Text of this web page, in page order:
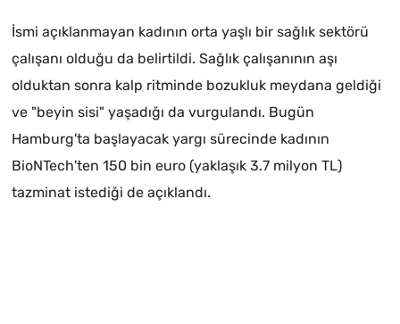
İsmi açıklanmayan kadının orta yaşlı bir sağlık sektörü
çalışanı olduğu da belirtildi. Sağlık çalışanının aşı
olduktan sonra kalp ritminde bozukluk meydana geldiği
ve "beyin sisi" yaşadığı da vurgulandı. Bugün
Hamburg'ta başlayacak yargı sürecinde kadının
BioNTech'ten 150 bin euro (yaklaşık 3.7 milyon TL)
tazminat istediği de açıklandı.